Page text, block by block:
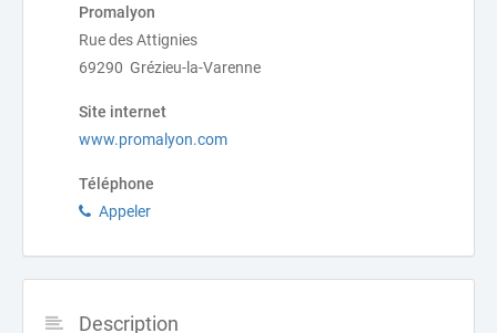
Promalyon
Rue des Attignies
69290 Grézieu-la-Varenne
Site internet
www.promalyon.com
Téléphone
Appeler
Description